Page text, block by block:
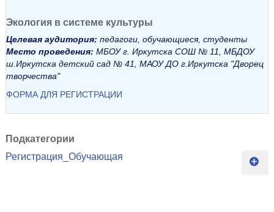
Экология в системе культуры
Целевая аудитория: педагоги, обучающиеся, студенты
Место проведения: МБОУ г. Иркутска СОШ № 11, МБДОУ
ш.Иркутска детский сад № 41, МАОУ ДО г.Иркутска "Дворец
творчества"
ФОРМА ДЛЯ РЕГИСТРАЦИИ
Подкатегории
Регистрация_Обучающая